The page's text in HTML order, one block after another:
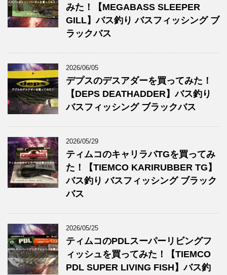
みた！【MEGABASS SLEEPER
GILL】バス釣り バスフィッシング ブ
ラックバス
2026/06/05
デプスのデスアダーを買ってみた！
【DEPS DEATHADDER】バス釣り
バスフィッシング ブラックバス
2026/05/29
ティムコのキャリラバTGを買ってみ
た！【TIEMCO KARIRUBBER TG】
バス釣り バスフィッシング ブラック
バス
2026/05/25
ティムコのPDLスーパーリビングフ
ィッシュを買ってみた！【TIEMCO
PDL SUPER LIVING FISH】バス釣